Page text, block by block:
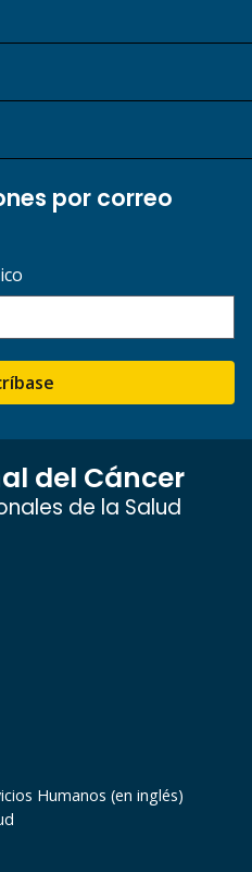
por correo
del Cáncer
de la Salud
Humanos (en inglés)